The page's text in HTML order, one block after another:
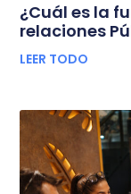
¿Cuál es la
relaciones
LEER TODO